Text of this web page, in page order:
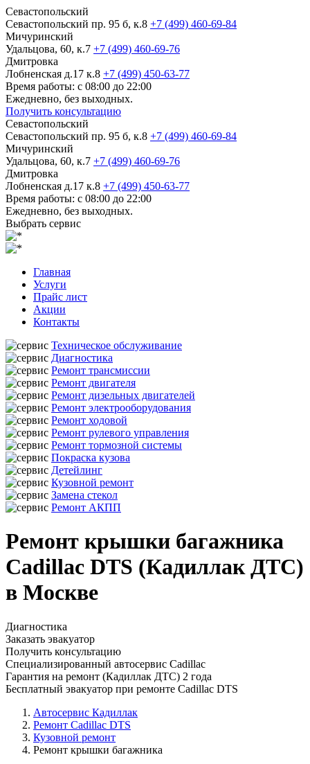
Севастопольский
Севастопольский пр. 95 б, к.8 +7 (499) 460-69-84
Мичуринский
Удальцова, 60, к.7 +7 (499) 460-69-76
Дмитровка
Лобненская д.17 к.8 +7 (499) 450-63-77
Время работы: с 08:00 до 22:00
Ежедневно, без выходных.
Получить консультацию
Севастопольский
Севастопольский пр. 95 б, к.8 +7 (499) 460-69-84
Мичуринский
Удальцова, 60, к.7 +7 (499) 460-69-76
Дмитровка
Лобненская д.17 к.8 +7 (499) 450-63-77
Время работы: с 08:00 до 22:00
Ежедневно, без выходных.
Выбрать сервис
Главная
Услуги
Прайс лист
Акции
Контакты
Техническое обслуживание
Диагностика
Ремонт трансмиссии
Ремонт двигателя
Ремонт дизельных двигателей
Ремонт электрооборудования
Ремонт ходовой
Ремонт рулевого управления
Ремонт тормозной системы
Покраска кузова
Детейлинг
Кузовной ремонт
Замена стекол
Ремонт АКПП
Ремонт крышки багажника
Cadillac DTS (Кадиллак ДТС)
в Москве
Диагностика
Заказать эвакуатор
Получить консультацию
Специализированный автосервис Cadillac
Гарантия на ремонт (Кадиллак ДТС) 2 года
Бесплатный эвакуатор при ремонте Cadillac DTS
Автосервис Кадиллак
Ремонт Cadillac DTS
Кузовной ремонт
Ремонт крышки багажника